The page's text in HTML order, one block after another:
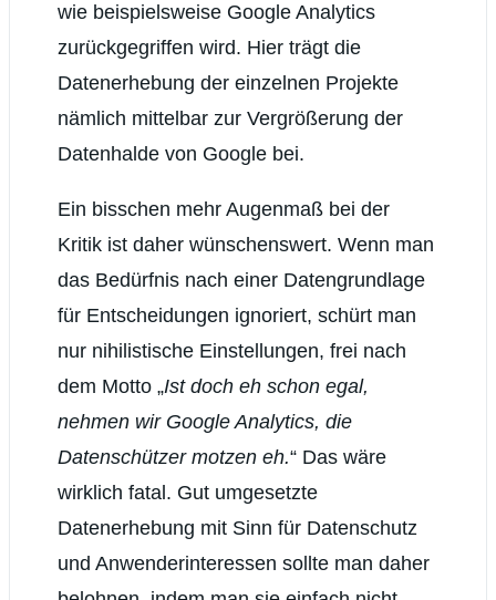
wie beispielsweise Google Analytics
zurückgegriffen wird. Hier trägt die
Datenerhebung der einzelnen Projekte
nämlich mittelbar zur Vergrößerung der
Datenhalde von Google bei.
Ein bisschen mehr Augenmaß bei der
Kritik ist daher wünschenswert. Wenn man
das Bedürfnis nach einer Datengrundlage
für Entscheidungen ignoriert, schürt man
nur nihilistische Einstellungen, frei nach
dem Motto „Ist doch eh schon egal,
nehmen wir Google Analytics, die
Datenschützer motzen eh.“ Das wäre
wirklich fatal. Gut umgesetzte
Datenerhebung mit Sinn für Datenschutz
und Anwenderinteressen sollte man daher